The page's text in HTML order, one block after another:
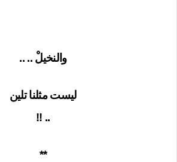
والنخيلْ .. ..
ليست مثلنا تلين
.. !!
**